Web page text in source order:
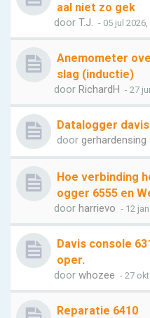
aal niet zo gek
door T.J. - 05 jul 2026,
Anemometer
slag (inductie)
door RichardH - 27
Datalogger
door gerhardensing
Hoe verbinding
ogger 6555 en
door harrievo - 12
Davis console
oper.
door whozee - 27
Reparatie 6410